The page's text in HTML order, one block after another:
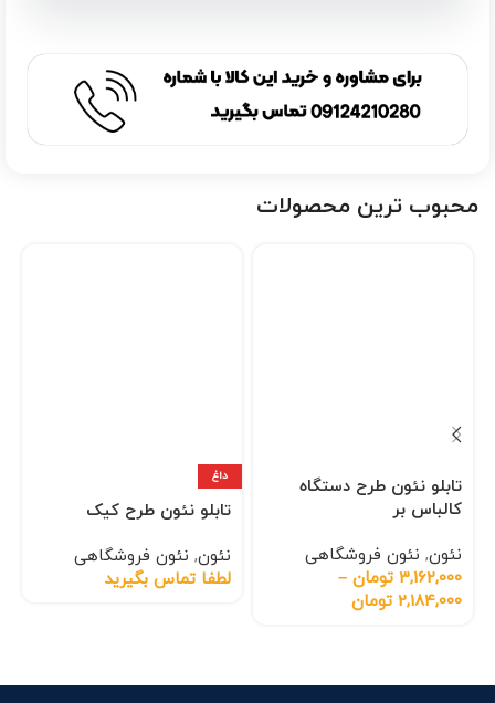
محبوب ترین محصولات
تابلو نئون طرح دستگاه
کالباس بر
نئون, نئون فروشگاهی
3,162,000 تومان –
2,184,000 تومان
داغ
تابلو نئون طرح کیک
نئون, نئون فروشگاهی
لطفا تماس بگیرید